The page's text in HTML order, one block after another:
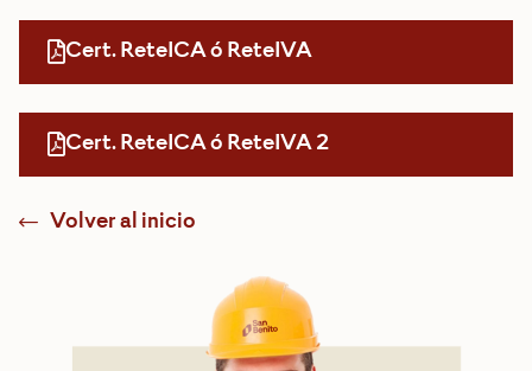
Cert. ReteICA ó ReteIVA
Cert. ReteICA ó ReteIVA 2
Volver al inicio